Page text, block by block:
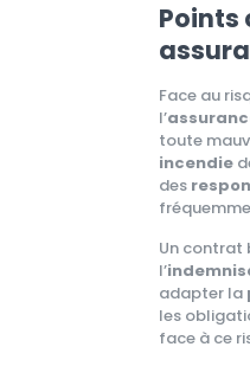
Points
Face au
l’
toute
incendie
des
Un contrat
l’
adapter la
les
face à ce